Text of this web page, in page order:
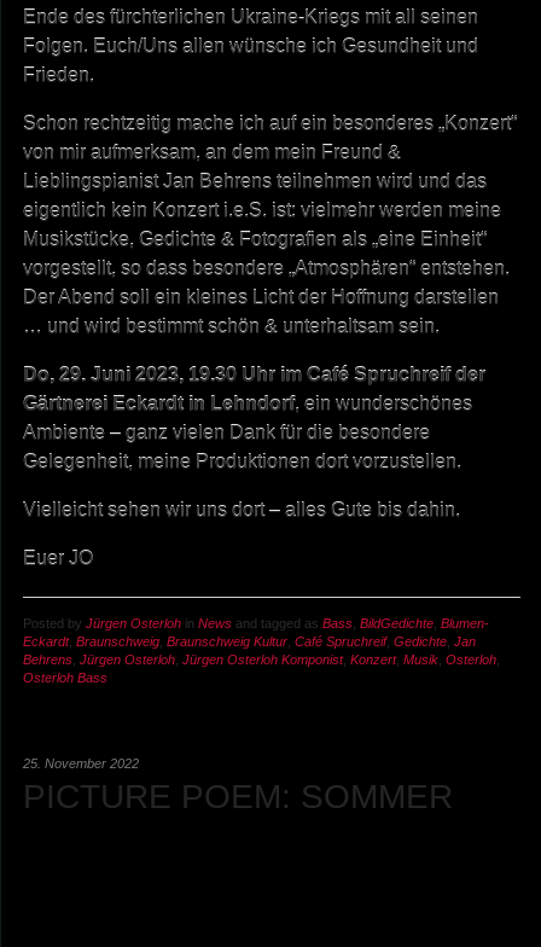
Ende des fürchterlichen Ukraine-Kriegs mit all seinen
Folgen. Euch/Uns allen wünsche ich Gesundheit und
Frieden.
Schon rechtzeitig mache ich auf ein besonderes „Konzert“
von mir aufmerksam, an dem mein Freund &
Lieblingspianist Jan Behrens teilnehmen wird und das
eigentlich kein Konzert i.e.S. ist: vielmehr werden meine
Musikstücke, Gedichte & Fotografien als „eine Einheit“
vorgestellt, so dass besondere „Atmosphären“ entstehen.
Der Abend soll ein kleines Licht der Hoffnung darstellen
… und wird bestimmt schön & unterhaltsam sein.
Do, 29. Juni 2023, 19.30 Uhr im Café Spruchreif der
Gärtnerei Eckardt in Lehndorf, ein wunderschönes
Ambiente – ganz vielen Dank für die besondere
Gelegenheit, meine Produktionen dort vorzustellen.
Vielleicht sehen wir uns dort – alles Gute bis dahin.
Euer JO
Posted by Jürgen Osterloh in News and tagged as Bass BildGedichte Blumen-
Eckardt, Braunschweig Braunschweig Kultur Café Spruchreif, Gedichte Jan
Behrens Jürgen Osterloh Jürgen Osterloh Komponist, Konzert, Musik Osterloh
Osterloh Bass
25. November 2022
PICTURE POEM: SOMMER